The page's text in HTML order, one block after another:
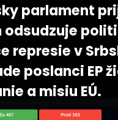
parlament
odsudzuje
represie v
poslanci EP
a misiu EÚ.